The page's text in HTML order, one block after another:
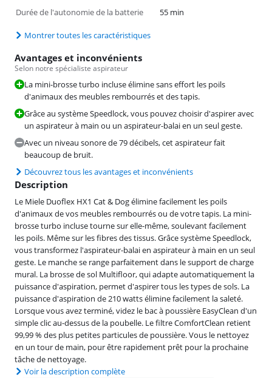
Durée de l'autonomie de la batterie 55 min
Montrer toutes les caractéristiques
Avantages et inconvénients
Selon notre spécialiste aspirateur
La mini-brosse turbo incluse élimine sans effort les poils
d'animaux des meubles rembourrés et des tapis.
Grâce au système Speedlock, vous pouvez choisir d'aspirer avec
un aspirateur à main ou un aspirateur-balai en un seul geste.
Avec un niveau sonore de 79 décibels, cet aspirateur fait
beaucoup de bruit.
Découvrez tous les avantages et inconvénients
Description
Le Miele Duoflex HX1 Cat & Dog élimine facilement les poils
d'animaux de vos meubles rembourrés ou de votre tapis. La mini-
brosse turbo incluse tourne sur elle-même, soulevant facilement
les poils. Même sur les fibres des tissus. Grâce système Speedlock,
vous transformez l'aspirateur-balai en aspirateur à main en un seul
geste. Le manche se range parfaitement dans le support de charge
mural. La brosse de sol Multifloor, qui adapte automatiquement la
puissance d'aspiration, permet d'aspirer tous les types de sols. La
puissance d'aspiration de 210 watts élimine facilement la saleté.
Lorsque vous avez terminé, videz le bac à poussière EasyClean d'un
simple clic au-dessus de la poubelle. Le filtre ComfortClean retient
99,99 % des plus petites particules de poussière. Vous le nettoyez
en un tour de main, pour être rapidement prêt pour la prochaine
tâche de nettoyage.
Voir la description complète